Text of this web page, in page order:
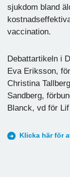
sjukdom bland
vaccination.
Debattartikeln i
Eva Eriksson,
Christina
Sandberg,
Blanck, vd för
Klicka här för